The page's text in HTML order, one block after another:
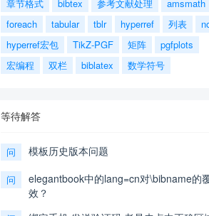
章节格式
bibtex 参考文献处理
amsmath
foreach
tabular tblr hyperref 列表
hyperref宏包
TikZ-PGF 矩阵
pgfplots
宏编程
双栏 biblatex 数学符号
等待解答
问 模板历史版本问题
问
elegantbook中的lang=cn对\bibname的
效？